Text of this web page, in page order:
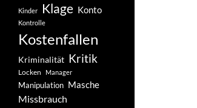
Kinder Klage Konto
Kontrolle
Kostenfallen
Kriminalität Kritik
Locken Manager
Manipulation Masche
Missbrauch